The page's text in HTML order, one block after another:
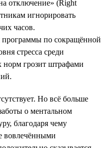
отключение» (Right
игнорировать
часов.
по сокращённой
стресса среди
норм грозит штрафами
Но всё больше
о ментальном
благодаря чему
вовлечёнными